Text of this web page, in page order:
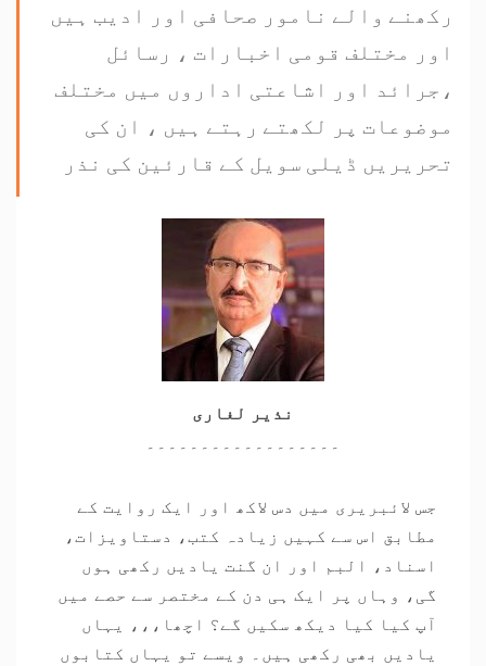
رکھنے والے نامور صحافی اور ادیب ہیں
اور مختلف قومی اخبارات ، رسائل
،جرائد اور اشاعتی اداروں میں مختلف
موضوعات پر لکھتے رہتے ہیں ، ان کی
تحریریں ڈیلی سویل کے قارئین کی نذر
نذیر لغاری
۔۔۔۔۔۔۔۔۔۔۔۔۔۔۔۔۔۔
جس لائبریری میں دس لاکھ اور ایک روایت کے
مطابق اس سے کہیں زیادہ کتب، دستاویزات،
اسناد، البم اور ان گنت یادیں رکھی ہوں
گی، وہاں پر ایک ہی دن کے مختصر سے حصے میں
آپ کیا کیا دیکھ سکیں گے؟ اچھا،،، یہاں
یادیں بھی رکھی ہیں۔ ویسے تو یہاں کتابوں